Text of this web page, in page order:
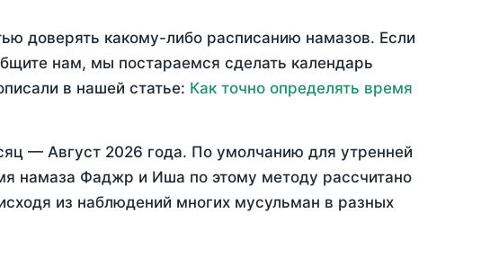
доверять какому-либо расписанию намазов. Если
нам, мы постараемся сделать календарь
в нашей статье: Как точно определять время
— Август 2026 года. По умолчанию для утренней
намаза Фаджр и Иша по этому методу рассчитано
из наблюдений многих мусульман в разных